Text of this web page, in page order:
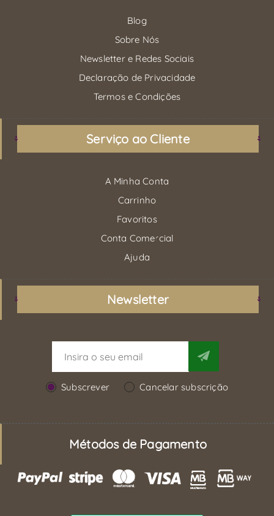
Blog
Sobre Nós
Newsletter e Redes Sociais
Declaração de Privacidade
Termos e Condições
Serviço ao Cliente
A Minha Conta
Carrinho
Favoritos
Conta Comercial
Ajuda
Newsletter
Subscrever Cancelar subscrição
Métodos de Pagamento